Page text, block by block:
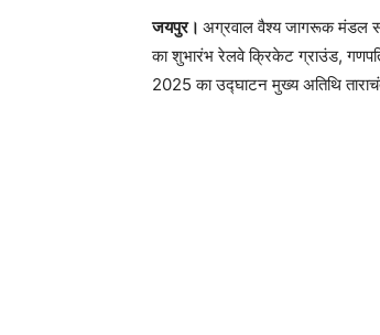
जयपुर। अग्रवाल वैश्य जागरूक मंडल
का शुभारंभ रेलवे क्रिकेट ग्राउंड,
2025 का उद्घाटन मुख्य अतिथि